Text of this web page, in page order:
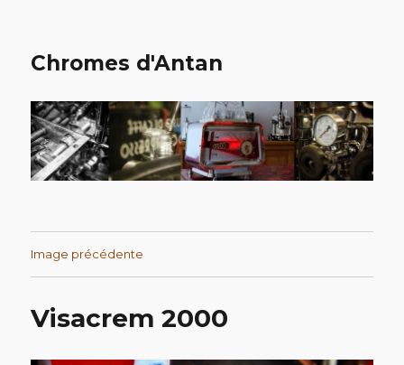
Chromes d'Antan
Image précédente
Visacrem 2000